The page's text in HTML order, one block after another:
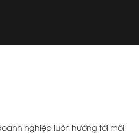
nghiệp luôn hướng tới môi